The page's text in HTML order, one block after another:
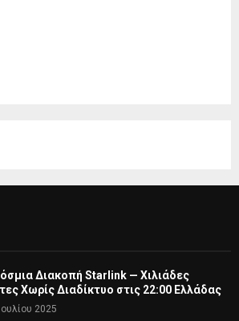
Διακοπή Starlink — Χιλιάδες
Χωρίς Διαδίκτυο στις 22:00 Ελλάδας
2025